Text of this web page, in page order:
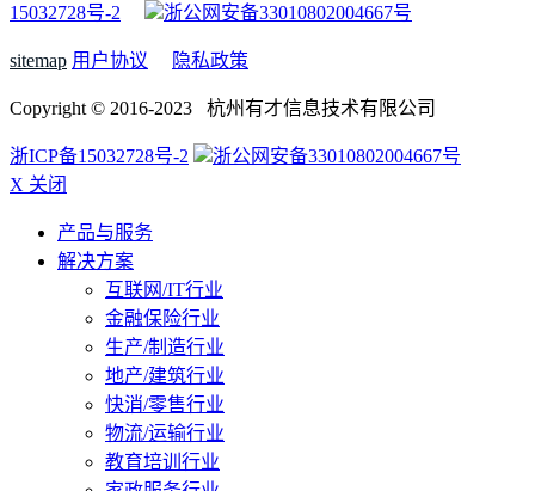
15032728号-2
浙公网安备33010802004667号
sitemap 用户协议 隐私政策
Copyright © 2016-2023 杭州有才信息技术有限公司
浙ICP备15032728号-2
浙公网安备33010802004667号
X 关闭
产品与服务
解决方案
互联网/IT行业
金融保险行业
生产/制造行业
地产/建筑行业
快消/零售行业
物流/运输行业
教育培训行业